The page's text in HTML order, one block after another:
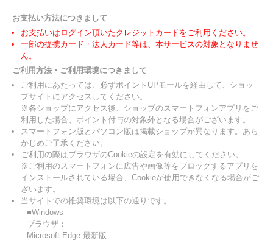
お支払い方法につきまして
お支払いはログイン頂いたクレジットカードをご利用ください。
一部の提携カード・法人カード等は、本サービスの対象となりませ
ん。
ご利用方法・ご利用環境につきまして
ご利用にあたっては、必ずポイントUPモールを経由して、ショッ
プサイトにアクセスしてください。
※各ショップにアクセス後、ショップのスマートフォンアプリをご
利用した場合、ポイント付与の対象外となる場合がございます。
スマートフォン版とパソコン版は掲載ショップが異なります。あら
かじめご了承ください。
ご利用の際はブラウザのCookieの設定を有効にしてください。
※ご利用のスマートフォンに広告や画像等をブロックするアプリを
インストールされている場合、Cookieが使用できなくなる場合がご
ざいます。
当サイトでの推奨環境は以下の通りです。
■Windows
ブラウザ：
Microsoft Edge 最新版